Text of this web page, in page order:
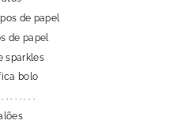
de papel
de papel
sparkles
bolo
. . . . . . .